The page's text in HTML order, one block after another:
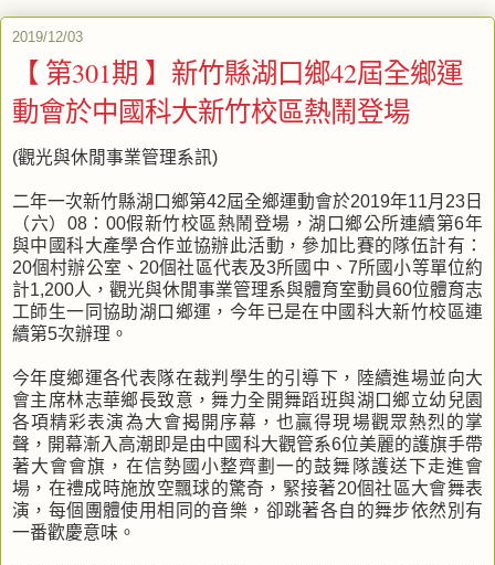
2019/12/03
【 第301期 】新竹縣湖口鄉42屆全鄉運
動會於中國科大新竹校區熱鬧登場
(觀光與休閒事業管理系訊)
二年一次新竹縣湖口鄉第42屆全鄉運動會於2019年11月23日
（六）08：00假新竹校區熱鬧登場，湖口鄉公所連續第6年
與中國科大產學合作並協辦此活動，參加比賽的隊伍計有：
20個村辦公室、20個社區代表及3所國中、7所國小等單位約
計1,200人，觀光與休閒事業管理系與體育室動員60位體育志
工師生一同協助湖口鄉運，今年已是在中國科大新竹校區連
續第5次辦理。
今年度鄉運各代表隊在裁判學生的引導下，陸續進場並向大
會主席林志華鄉長致意，舞力全開舞蹈班與湖口鄉立幼兒園
各項精彩表演為大會揭開序幕，也贏得現場觀眾熱烈的掌
聲，開幕漸入高潮即是由中國科大觀管系6位美麗的護旗手帶
著大會會旗，在信勢國小整齊劃一的鼓舞隊護送下走進會
場，在禮成時施放空飄球的驚奇，緊接著20個社區大會舞表
演，每個團體使用相同的音樂，卻跳著各自的舞步依然別有
一番歡慶意味。